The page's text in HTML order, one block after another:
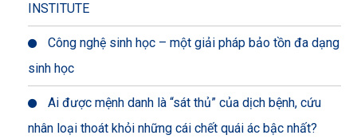
INSTITUTE
Công nghệ sinh học – một giải pháp bảo tồn đa dạng
sinh học
Ai được mệnh danh là “sát thủ” của dịch bệnh, cứu
nhân loại thoát khỏi những cái chết quái ác bậc nhất?